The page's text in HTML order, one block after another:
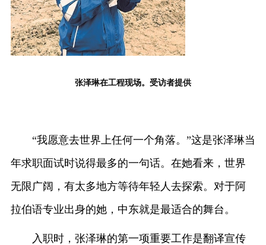
张泽琳在工程现场。受访者提供
“我愿意去世界上任何一个角落。”这是张泽琳当
年求职面试时说得最多的一句话。在她看来，世界
无限广阔，有太多地方等待年轻人去探索。对于阿
拉伯语专业出身的她，中东就是最适合的舞台。
入职时，张泽琳的第一项重要工作是翻译宣传